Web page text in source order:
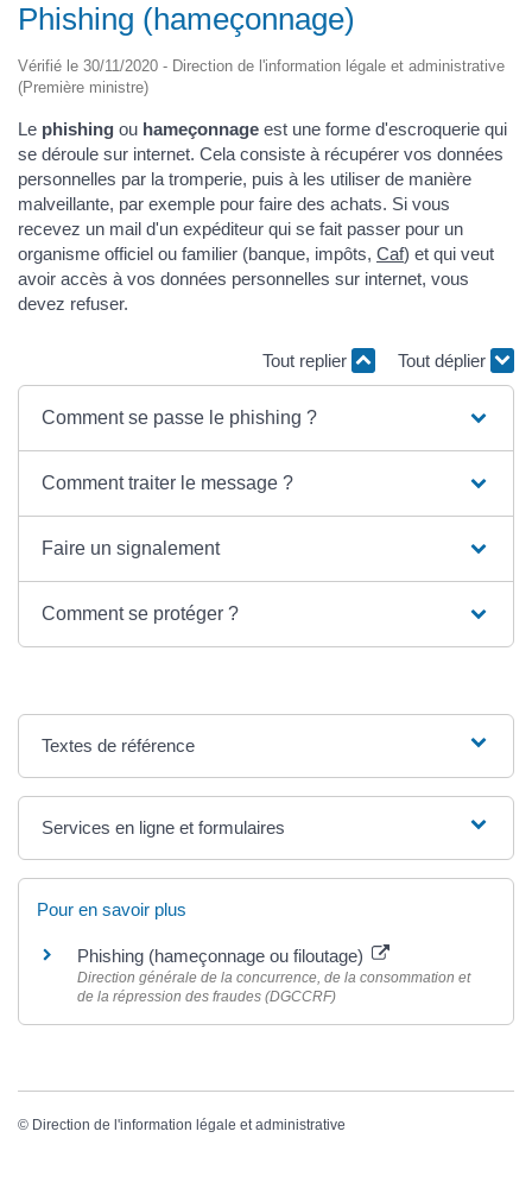
Phishing (hameçonnage)
Vérifié le 30/11/2020 - Direction de l'information légale et administrative
(Première ministre)
Le phishing ou hameçonnage est une forme d'escroquerie qui
se déroule sur internet. Cela consiste à récupérer vos données
personnelles par la tromperie, puis à les utiliser de manière
malveillante, par exemple pour faire des achats. Si vous
recevez un mail d'un expéditeur qui se fait passer pour un
organisme officiel ou familier (banque, impôts, Caf) et qui veut
avoir accès à vos données personnelles sur internet, vous
devez refuser.
Tout replier Tout déplier
Comment se passe le phishing ?
Comment traiter le message ?
Faire un signalement
Comment se protéger ?
Textes de référence
Services en ligne et formulaires
Pour en savoir plus
Phishing (hameçonnage ou filoutage)
Direction générale de la concurrence, de la consommation et
de la répression des fraudes (DGCCRF)
© Direction de l'information légale et administrative